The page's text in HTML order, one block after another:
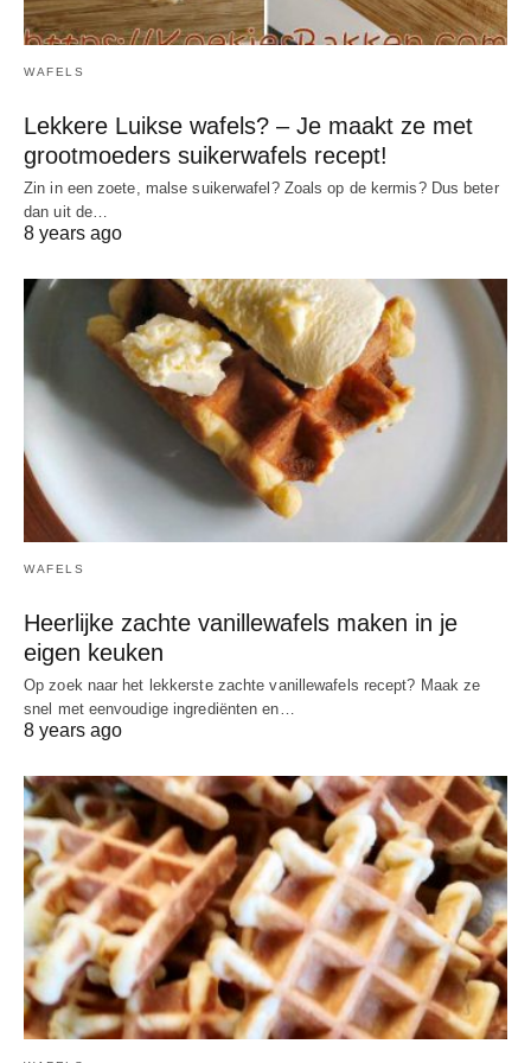
WAFELS
Lekkere Luikse wafels? – Je maakt ze met
grootmoeders suikerwafels recept!
Zin in een zoete, malse suikerwafel? Zoals op de kermis? Dus beter
dan uit de…
8 years ago
WAFELS
Heerlijke zachte vanillewafels maken in je
eigen keuken
Op zoek naar het lekkerste zachte vanillewafels recept? Maak ze
snel met eenvoudige ingrediënten en…
8 years ago